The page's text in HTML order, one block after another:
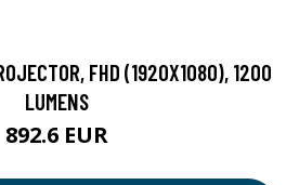
FHD (1920X1080), 1200
LUMENS
892.6 EUR